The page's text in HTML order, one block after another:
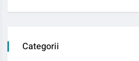
Categorii